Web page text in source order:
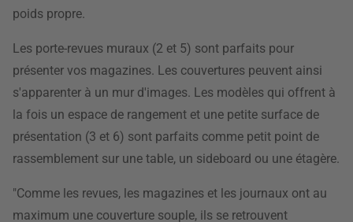
poids propre.
Les porte-revues muraux (2 et 5) sont parfaits pour
présenter vos magazines. Les couvertures peuvent ainsi
s'apparenter à un mur d'images. Les modèles qui offrent à
la fois un espace de rangement et une petite surface de
présentation (3 et 6) sont parfaits comme petit point de
rassemblement sur une table, un sideboard ou une étagère.
"Comme les revues, les magazines et les journaux ont au
maximum une couverture souple, ils se retrouvent